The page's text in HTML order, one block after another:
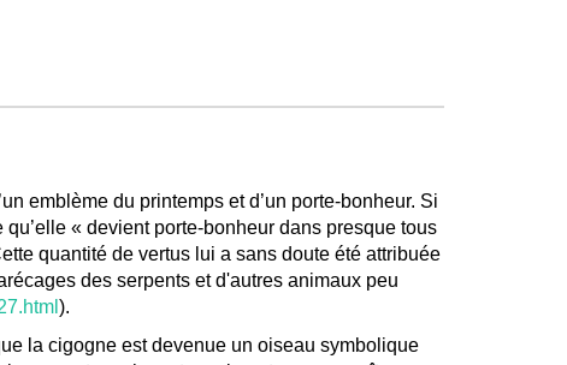
emblème du printemps et d’un porte-bonheur. Si
« devient porte-bonheur dans presque tous
quantité de vertus lui a sans doute été attribuée
des serpents et d'autres animaux peu
).
la cigogne est devenue un oiseau symbolique